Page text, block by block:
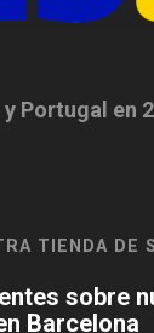
Portugal en
TIENDA DE
sobre
Barcelona